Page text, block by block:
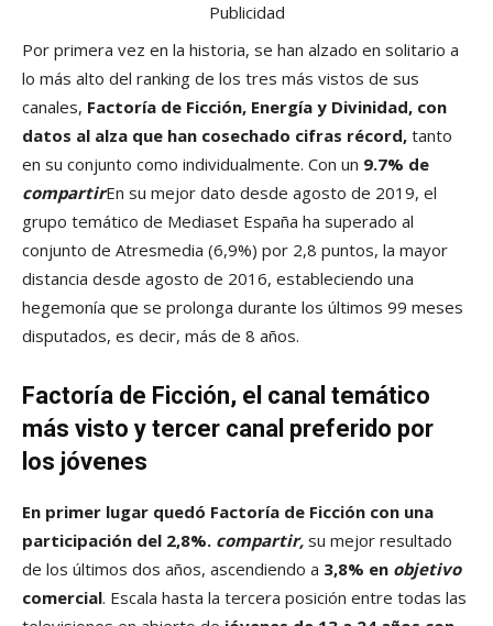
Publicidad
Por primera vez en la historia, se han alzado en solitario a
lo más alto del ranking de los tres más vistos de sus
canales, Factoría de Ficción, Energía y Divinidad, con
datos al alza que han cosechado cifras récord, tanto
en su conjunto como individualmente. Con un 9.7% de
compartirEn su mejor dato desde agosto de 2019, el
grupo temático de Mediaset España ha superado al
conjunto de Atresmedia (6,9%) por 2,8 puntos, la mayor
distancia desde agosto de 2016, estableciendo una
hegemonía que se prolonga durante los últimos 99 meses
disputados, es decir, más de 8 años.
Factoría de Ficción, el canal temático
más visto y tercer canal preferido por
los jóvenes
En primer lugar quedó Factoría de Ficción con una
participación del 2,8%. compartir, su mejor resultado
de los últimos dos años, ascendiendo a 3,8% en objetivo
comercial. Escala hasta la tercera posición entre todas las